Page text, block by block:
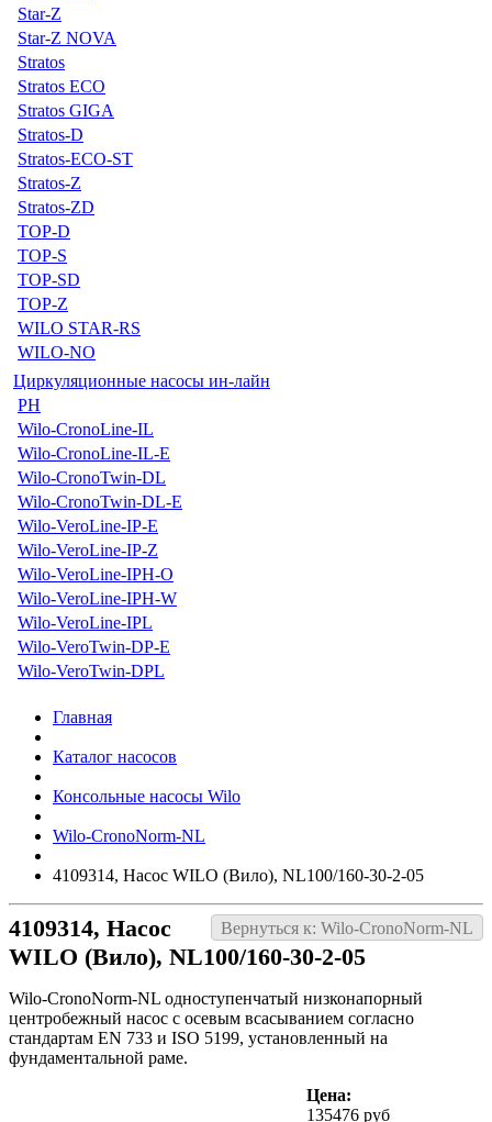
Star-Z
Star-Z NOVA
Stratos
Stratos ECO
Stratos GIGA
Stratos-D
Stratos-ECO-ST
Stratos-Z
Stratos-ZD
TOP-D
TOP-S
TOP-SD
TOP-Z
WILO STAR-RS
WILO-NO
Циркуляционные насосы ин-лайн
PH
Wilo-CronoLine-IL
Wilo-CronoLine-IL-E
Wilo-CronoTwin-DL
Wilo-CronoTwin-DL-E
Wilo-VeroLine-IP-E
Wilo-VeroLine-IP-Z
Wilo-VeroLine-IPH-O
Wilo-VeroLine-IPH-W
Wilo-VeroLine-IPL
Wilo-VeroTwin-DP-E
Wilo-VeroTwin-DPL
Главная
Каталог насосов
Консольные насосы Wilo
Wilo-CronoNorm-NL
4109314, Насос WILO (Вило), NL100/160-30-2-05
Вернуться к: Wilo-CronoNorm-NL
4109314, Насос
WILO (Вило), NL100/160-30-2-05
Wilo-CronoNorm-NL одноступенчатый низконапорный
центробежный насос с осевым всасыванием согласно
стандартам EN 733 и ISO 5199, установленный на
фундаментальной раме.
Цена:
135476 руб